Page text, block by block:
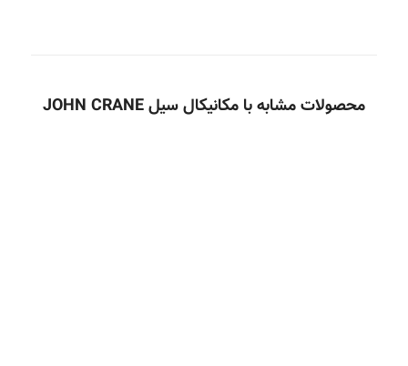
محصولات مشابه با مکانیکال سیل JOHN CRANE